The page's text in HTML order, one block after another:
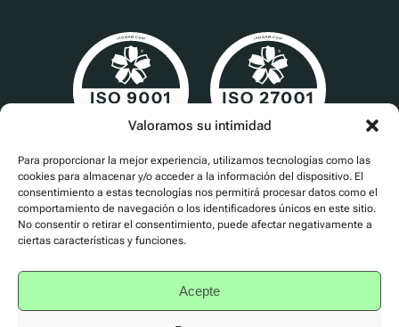
Valoramos su intimidad
Para proporcionar la mejor experiencia, utilizamos tecnologías como las
cookies para almacenar y/o acceder a la información del dispositivo. El
consentimiento a estas tecnologías nos permitirá procesar datos como el
comportamiento de navegación o los identificadores únicos en este sitio.
No consentir o retirar el consentimiento, puede afectar negativamente a
ciertas características y funciones.
Acepte
Cert No. 24840
Política de privacidad
Condiciones de uso